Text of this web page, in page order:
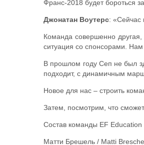
Франс-2018 будет бороться
Джонатан Воутерс: «Сейчас
Команда совершенно
ситуация со спонсорами. Нам
В прошлом году Сеп не был
подходит, с динамичным
Новое для нас – строить
Затем, посмотрим, что
Состав команды EF
Матти Брешель / Matti